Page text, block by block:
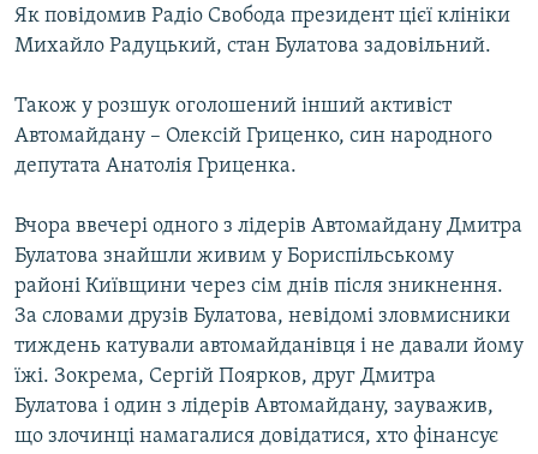
Як повідомив Радіо Свобода президент цієї клініки
Михайло Радуцький, стан Булатова задовільний.
Також у розшук оголошений інший активіст
Автомайдану – Олексій Гриценко, син народного
депутата Анатолія Гриценка.
Вчора ввечері одного з лідерів Автомайдану Дмитра
Булатова знайшли живим у Бориспільському
районі Київщини через сім днів після зникнення.
За словами друзів Булатова, невідомі зловмисники
тиждень катували автомайданівця і не давали йому
їжі. Зокрема, Сергій Поярков, друг Дмитра
Булатова і один з лідерів Автомайдану, зауважив,
що злочинці намагалися довідатися, хто фінансує